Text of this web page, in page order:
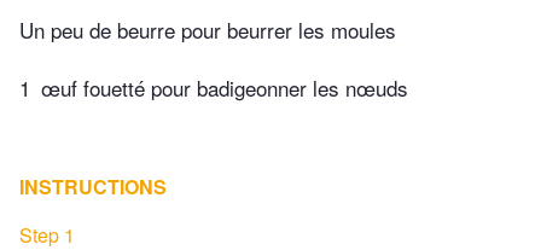
Un peu de beurre pour beurrer les moules
1 œuf fouetté pour badigeonner les nœuds
INSTRUCTIONS
Step 1